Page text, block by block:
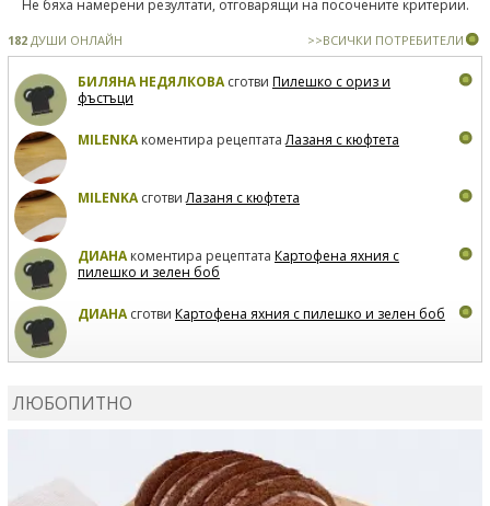
Не бяха намерени резултати, отговарящи на посочените критерии.
182 ДУШИ ОНЛАЙН >>ВСИЧКИ ПОТРЕБИТЕЛИ
БИЛЯНА НЕДЯЛКОВАсготви Пилешко с ориз и
фъстъци
MILENKAкоментира рецептатаЛазаня с кюфтета
MILENKAсготвиЛазаня с кюфтета
ДИАНАкоментира рецептата Картофена яхния с
пилешко и зелен боб
ДИАНАсготви Картофена яхния с пилешко и зелен боб
ЛЮБОПИТНО